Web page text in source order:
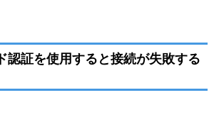
認証を使用すると接続が失敗する